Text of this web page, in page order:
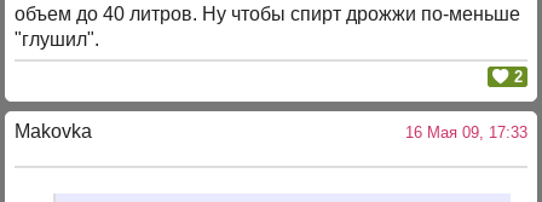
объем до 40 литров. Ну чтобы спирт дрожжи по-меньше
"глушил".
2
Makovka 16 Мая 09, 17:33